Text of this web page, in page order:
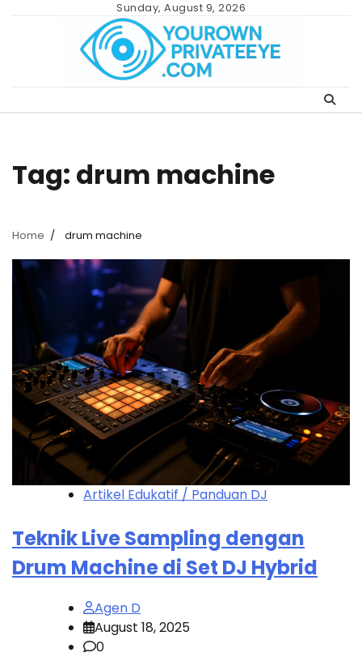
Sunday, August 9, 2026
Tag: drum machine
Home drum machine
Artikel Edukatif / Panduan DJ
Teknik Live Sampling dengan
Drum Machine di Set DJ Hybrid
Agen D
August 18, 2025
0